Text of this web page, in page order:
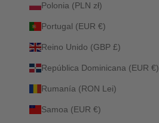
Polonia (PLN zł)
Portugal (EUR €)
Reino Unido (GBP £)
República Dominicana (EUR €)
Rumanía (RON Lei)
Samoa (EUR €)